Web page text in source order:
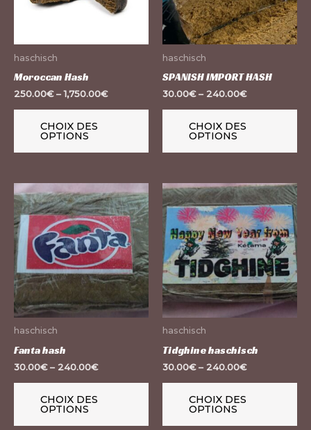
haschisch
Moroccan Hash
250.00€–1,750.00€
CHOIX DES
OPTIONS
Les
options
produit
haschisch
SPANISH IMPORT HASH
30.00€– 240.00€
CHOIX DES
OPTIONS
haschisch
Fanta hash
30.00€– 240.00€
CHOIX DES
OPTIONS
Ce
produit
a
plusieurs
variations.
Les
options
choisies
haschisch
Tidghine haschisch
30.00€– 240.00€
CHOIX DES
OPTIONS
Ce